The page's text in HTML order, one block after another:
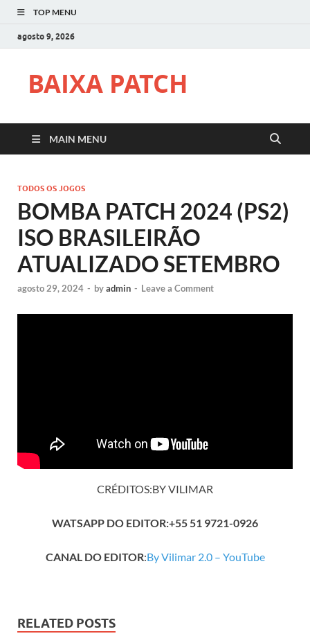
TOP MENU
agosto 9, 2026
BAIXA PATCH
MAIN MENU
TODOS OS JOGOS
BOMBA PATCH 2024 (PS2)
ISO BRASILEIRÃO
ATUALIZADO SETEMBRO
agosto 29, 2024 - byadmin - Leave a Comment
CRÉDITOS:BY VILIMAR
WATSAPP DO EDITOR:+55 51 9721-0926
CANAL DO EDITOR:By Vilimar 2.0 – YouTube
RELATED POSTS